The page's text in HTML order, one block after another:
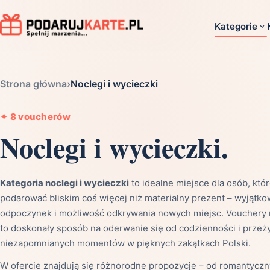
Kategorie
Dla
Zobacz
Strona główna›Noclegi i wycieczki
✦ 8 voucherów
Noclegi i wycieczki.
Kategoria noclegi i wycieczki to idealne miejsce dla osób,
podarować bliskim coś więcej niż materialny prezent –
odpoczynek i możliwość odkrywania nowych miejsc. Vouchery
to doskonały sposób na oderwanie się od codzienności i
niezapomnianych momentów w pięknych zakątkach Polski.
W ofercie znajdują się różnorodne propozycje – od